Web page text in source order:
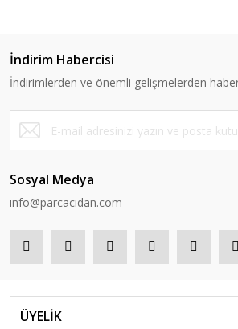
İndirim Habercisi
İndirimlerden ve önemli gelişmelerden
Sosyal Medya
info@parcacidan.com
ÜYELİK